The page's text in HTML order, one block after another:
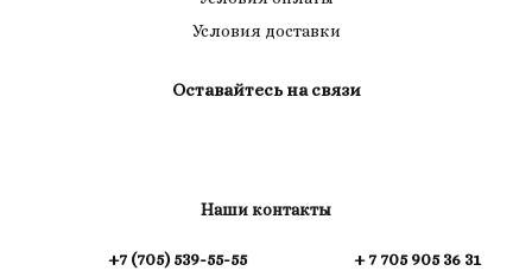
Условия доставки
Оставайтесь на связи
Наши контакты
+7 (705) 539-55-55 + 7 705 905 36 31